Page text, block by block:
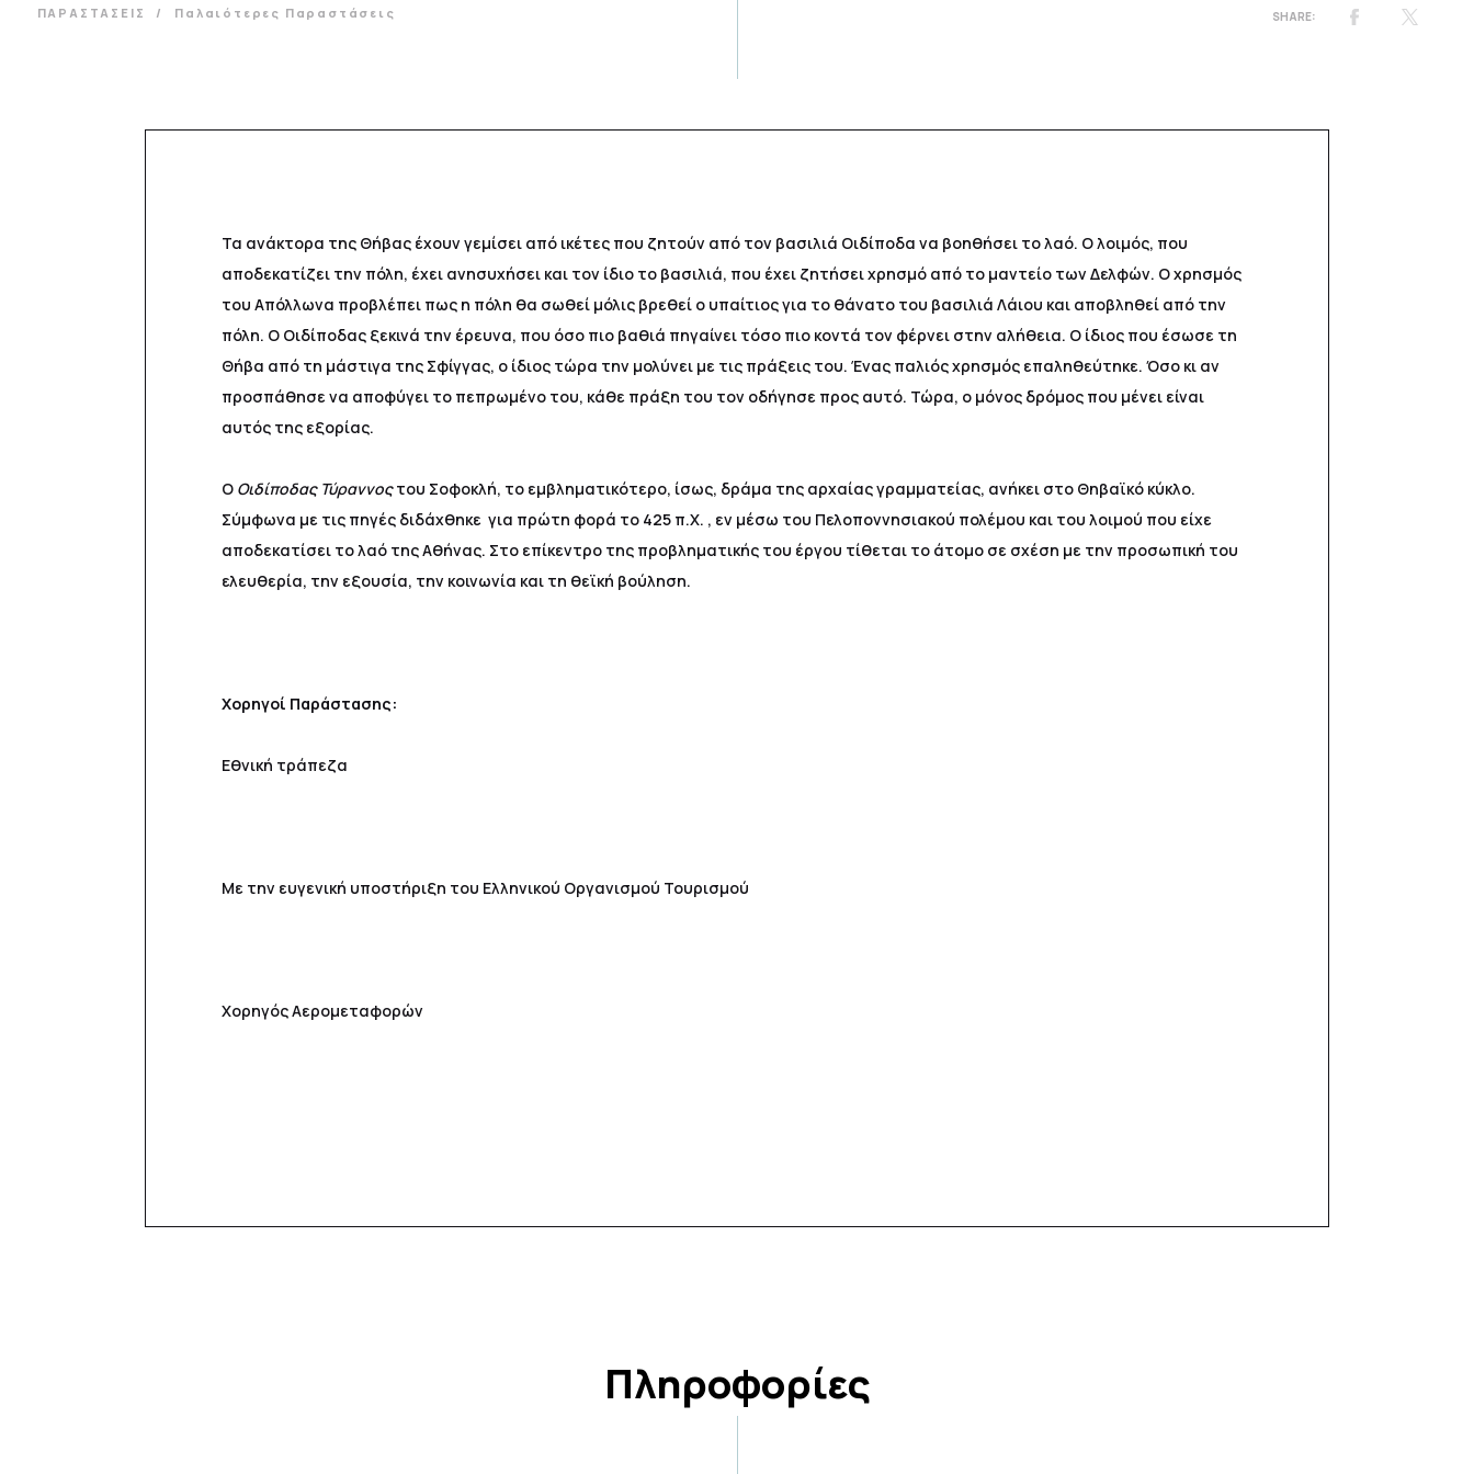
ΠΑΡΑΣΤΑΣΕΙΣ Παλαιότερες Παραστάσεις
Τα ανάκτορα της Θήβας έχουν γεμίσει από ικέτες που ζητούν από τον βασιλιά Οιδίποδα να βοηθήσει το λαό. Ο λοιμός, που
αποδεκατίζει την πόλη, έχει ανησυχήσει και τον ίδιο το βασιλιά, που έχει ζητήσει χρησμό από το μαντείο των Δελφών. Ο χρησμός
του Απόλλωνα προβλέπει πως η πόλη θα σωθεί μόλις βρεθεί ο υπαίτιος για το θάνατο του βασιλιά Λάιου και αποβληθεί από την
πόλη. Ο Οιδίποδας ξεκινά την έρευνα, που όσο πιο βαθιά πηγαίνει τόσο πιο κοντά τον φέρνει στην αλήθεια. Ο ίδιος που έσωσε τη
Θήβα από τη μάστιγα της Σφίγγας, ο ίδιος τώρα την μολύνει με τις πράξεις του. Ένας παλιός χρησμός επαληθεύτηκε. Όσο κι αν
προσπάθησε να αποφύγει το πεπρωμένο του, κάθε πράξη του τον οδήγησε προς αυτό. Τώρα, ο μόνος δρόμος που μένει είναι
αυτός της εξορίας.
Ο Οιδίποδας Τύραννοςτου Σοφοκλή, το εμβληματικότερο, ίσως, δράμα της αρχαίας γραμματείας, ανήκει στο Θηβαϊκό κύκλο.
Σύμφωνα με τις πηγές διδάχθηκε για πρώτη φορά το 425 π.Χ. , εν μέσω του Πελοποννησιακού πολέμου και του λοιμού που είχε
αποδεκατίσει το λαό της Αθήνας. Στο επίκεντρο της προβληματικής του έργου τίθεται το άτομο σε σχέση με την προσωπική του
ελευθερία, την εξουσία, την κοινωνία και τη θεϊκή βούληση.
Χορηγοί Παράστασης:
Εθνική τράπεζα
Με την ευγενική υποστήριξη του Ελληνικού Οργανισμού Τουρισμού
Χορηγός Αερομεταφορών
Πληροφορίες